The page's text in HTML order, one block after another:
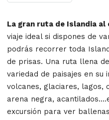
La gran ruta de Islandia
viaje ideal si dispones de
podrás recorrer toda
de prisas. Una ruta llena
variedad de paisajes en su
volcanes, glaciares, lagos,
arena negra,
excursión para ver